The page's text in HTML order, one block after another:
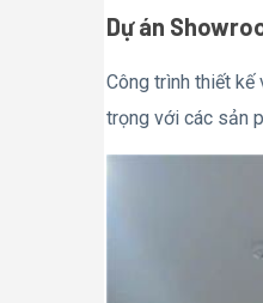
Dự án
Công trình thiết kế
trọng với các sản